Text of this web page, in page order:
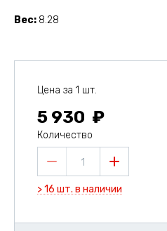
Вес 8.28
Цена за 1 шт.
5 930
Количество
1
> 16 шт. в наличии